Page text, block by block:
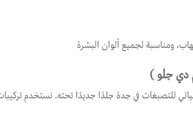
ومناسبة لجميع ألوان البشرة
للتصبغات في جدة جلدًا جديدًا تحته. نستخدم